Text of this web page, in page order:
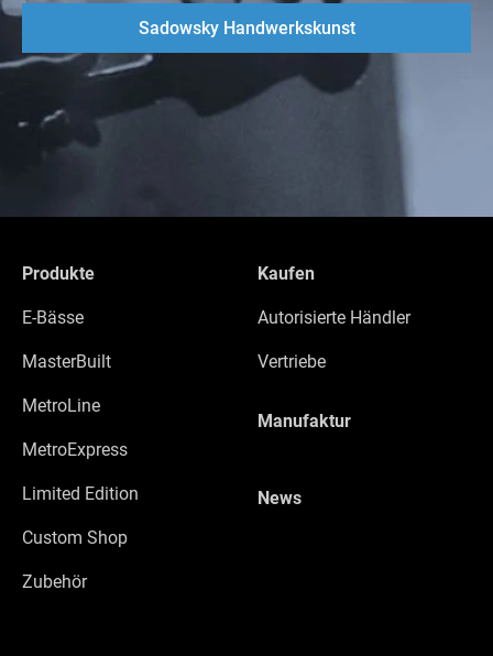
Sadowsky Handwerkskunst
Produkte
E-Bässe
MasterBuilt
MetroLine
MetroExpress
Limited Edition
Custom Shop
Zubehör
Kaufen
Autorisierte Händler
Vertriebe
Manufaktur
News